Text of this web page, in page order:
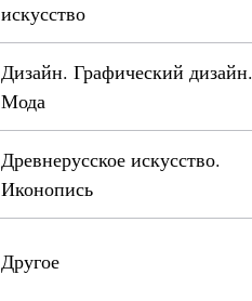
искусство
Дизайн. Графический дизайн.
Мода
Древнерусское искусство.
Иконопись
Другое